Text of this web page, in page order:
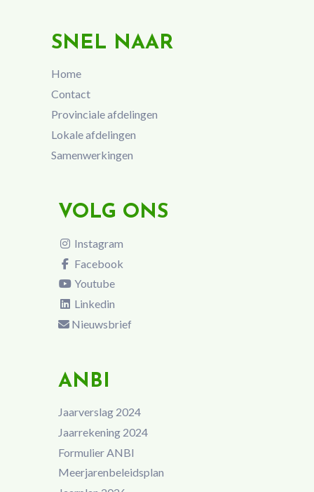
SNEL NAAR
Home
Contact
Provinciale afdelingen
Lokale afdelingen
Samenwerkingen
VOLG ONS
Instagram
Facebook
Youtube
Linkedin
Nieuwsbrief
ANBI
Jaarverslag 2024
Jaarrekening 2024
Formulier ANBI
Meerjarenbeleidsplan